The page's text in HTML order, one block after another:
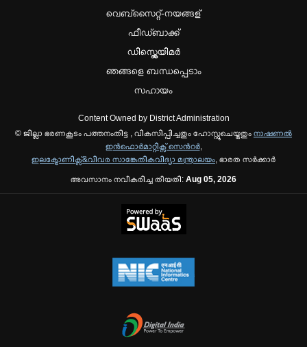
വെബ്സൈറ്റ്-നയങ്ങള്
ഫീഡ്ബാക്ക്
ഡിസ്ക്ലെയിമർ
ഞങ്ങളെ ബന്ധപ്പെടാം
സഹായം
Content Owned by District Administration
© ജില്ലാ ഭരണകൂടം പത്തനംതിട്ട , വികസിപ്പിച്ചതും ഹോസ്റ്റുചെയ്തതും നാഷണല്‍
ഇന്‍ഫൊര്‍മാറ്റിക്സ് സെന്‍റര്‍,
ഇലക്ട്രോണിക്സ്&വിവര സാങ്കേതികവിദ്യാ മന്ത്രാലയം, ഭാരത സര്‍ക്കാര്‍
അവസാനം നവീകരിച്ച തീയതി: Aug 05, 2026